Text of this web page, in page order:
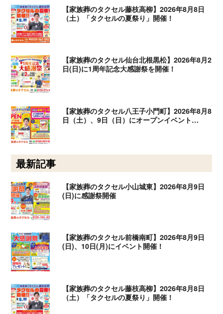
【家族葬のタクセル藤枝高柳】2026年8月8日
（土）「タクセルの夏祭り」開催！
【家族葬のタクセル仙台北根黒松】2026年8月2
日(日)に1周年記念大感謝祭を開催！
【家族葬のタクセル八王子小門町】2026年8月8
日（土）、9日（日）にオープンイベント…
最新記事
【家族葬のタクセル小山城東】2026年8月9日
(日)に感謝祭開催
【家族葬のタクセル前橋南町】2026年8月9日
(日)、10日(月)にイベント開催！
【家族葬のタクセル藤枝高柳】2026年8月8日
（土）「タクセルの夏祭り」開催！